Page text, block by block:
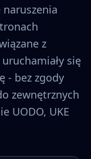
z
się
- bez zgody
zewnętrznych
UODO, UKE